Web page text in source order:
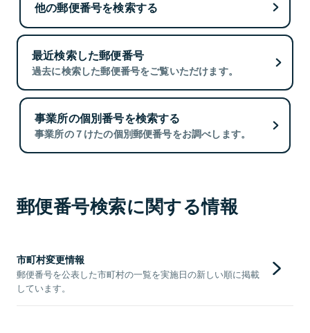
他の郵便番号を検索する
最近検索した郵便番号
過去に検索した郵便番号をご覧いただけます。
事業所の個別番号を検索する
事業所の７けたの個別郵便番号をお調べします。
郵便番号検索に関する情報
市町村変更情報
郵便番号を公表した市町村の一覧を実施日の新しい順に掲載
しています。